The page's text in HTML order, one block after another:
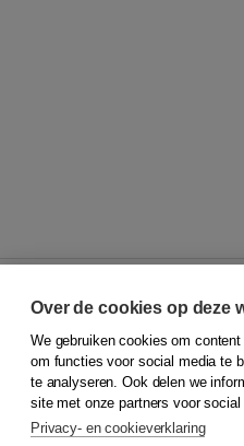
© 2026Koninklijke Boom
Klantenservice
Service & informatie
Contact
Over de cookies op deze
We gebruiken cookies om
om functies voor social media te
te analyseren. Ook delen we
site met onze partners voor
Privacy- en cookieverklaring